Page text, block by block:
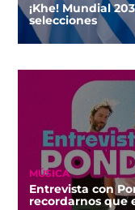
¡Khe! Mundial
selecciones
MÚSICA
Entrevista con
recordarnos que